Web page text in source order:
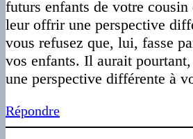
futurs enfants de votre cousin
leur offrir une perspective
vous refusez que, lui, fasse
vos enfants. Il aurait
une perspective différente à
Répondre